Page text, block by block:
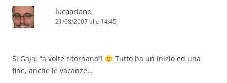
lucaariano
21/08/2007 alle 14:45
Sì Gaja: “a volte ritornano”!
Tutto ha un inizio ed una
fine, anche le vacanze…